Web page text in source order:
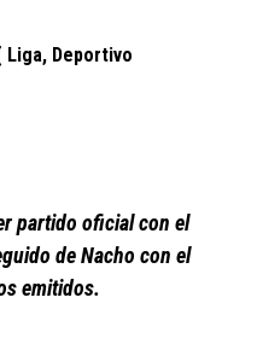
Deportivo
partido oficial con el
de Nacho con el
emitidos.